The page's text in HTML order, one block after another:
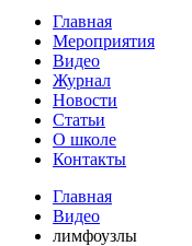
Главная
Мероприятия
Видео
Журнал
Новости
Статьи
О школе
Контакты
Главная
Видео
лимфоузлы